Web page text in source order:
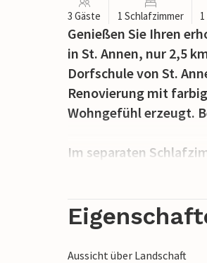
3 Gäste 1 Schlafzimmer
Genießen Sie Ihren
in St. Annen, nur 2,5
Dorfschule von St.
Renovierung mit
Wohngefühl erzeugt.
Im separaten
ein weiterer
getrennt, so dass Sie
Der TV-Empfang
Aussicht über Landschaft